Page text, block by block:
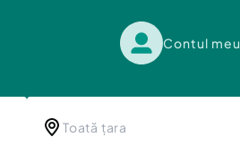
Contul meu